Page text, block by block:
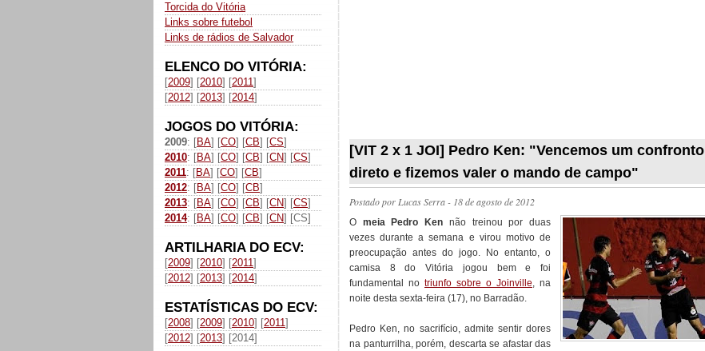
Torcida do Vitória
Links sobre futebol
Links de rádios de Salvador
ELENCO DO VITÓRIA:
[2009] [2010] [2011]
[2012] [2013] [2014]
JOGOS DO VITÓRIA:
2009: [BA] [CO] [CB] [CS]
2010: [BA] [CO] [CB] [CN] [CS]
2011: [BA] [CO] [CB]
2012: [BA] [CO] [CB]
2013: [BA] [CO] [CB] [CN] [CS]
2014: [BA] [CO] [CB] [CN] [CS]
ARTILHARIA DO ECV:
[2009] [2010] [2011]
[2012] [2013] [2014]
ESTATÍSTICAS DO ECV:
[2008] [2009] [2010] [2011]
[2012] [2013] [2014]
[VIT 2 x 1 JOI] Pedro Ken: "Vencemos um confronto
direto e fizemos valer o mando de campo"
Postado porLucas Serra- 18 de agosto de 2012
O meia Pedro Ken não treinou por duas
vezes durante a semana e virou motivo de
preocupação antes do jogo. No entanto, o
camisa 8 do Vitória jogou bem e foi
fundamental no triunfo sobre o Joinville, na
noite desta sexta-feira (17), no Barradão.
Pedro Ken, no sacrifício, admite sentir dores
na panturrilha, porém, descarta se afastar das